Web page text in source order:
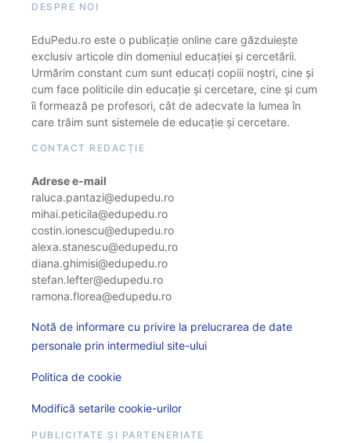
DESPRE NOI
EduPedu.ro este o publicație online care găzduiește
exclusiv articole din domeniul educației și cercetării.
Urmărim constant cum sunt educați copiii noștri, cine și
cum face politicile din educație și cercetare, cine și cum
îi formează pe profesori, cât de adecvate la lumea în
care trăim sunt sistemele de educație și cercetare.
CONTACT REDACȚIE
Adrese e-mail
raluca.pantazi@edupedu.ro
mihai.peticila@edupedu.ro
costin.ionescu@edupedu.ro
alexa.stanescu@edupedu.ro
diana.ghimisi@edupedu.ro
stefan.lefter@edupedu.ro
ramona.florea@edupedu.ro
Notă de informare cu privire la prelucrarea de date
personale prin intermediul site-ului
Politica de cookie
Modifică setarile cookie-urilor
PUBLICITATE ȘI PARTENERIATE